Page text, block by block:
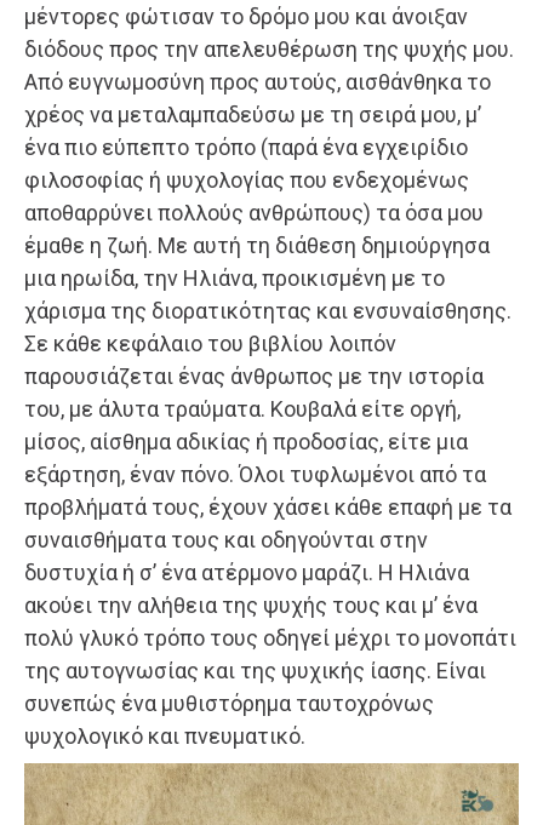
μέντορες φώτισαν το δρόμο μου και άνοιξαν
διόδους προς την απελευθέρωση της ψυχής μου.
Από ευγνωμοσύνη προς αυτούς, αισθάνθηκα το
χρέος να μεταλαμπαδεύσω με τη σειρά μου, μ’
ένα πιο εύπεπτο τρόπο (παρά ένα εγχειρίδιο
φιλοσοφίας ή ψυχολογίας που ενδεχομένως
αποθαρρύνει πολλούς ανθρώπους) τα όσα μου
έμαθε η ζωή. Με αυτή τη διάθεση δημιούργησα
μια ηρωίδα, την Ηλιάνα, προικισμένη με το
χάρισμα της διορατικότητας και ενσυναίσθησης.
Σε κάθε κεφάλαιο του βιβλίου λοιπόν
παρουσιάζεται ένας άνθρωπος με την ιστορία
του, με άλυτα τραύματα. Κουβαλά είτε οργή,
μίσος, αίσθημα αδικίας ή προδοσίας, είτε μια
εξάρτηση, έναν πόνο. Όλοι τυφλωμένοι από τα
προβλήματά τους, έχουν χάσει κάθε επαφή με τα
συναισθήματα τους και οδηγούνται στην
δυστυχία ή σ’ ένα ατέρμονο μαράζι. Η Ηλιάνα
ακούει την αλήθεια της ψυχής τους και μ’ ένα
πολύ γλυκό τρόπο τους οδηγεί μέχρι το μονοπάτι
της αυτογνωσίας και της ψυχικής ίασης. Είναι
συνεπώς ένα μυθιστόρημα ταυτοχρόνως
ψυχολογικό και πνευματικό.